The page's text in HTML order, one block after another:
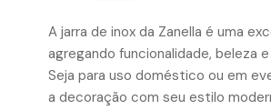
A jarra de inox da Zanella é uma
agregando funcionalidade, beleza
Seja para uso doméstico ou em
a decoração com seu estilo